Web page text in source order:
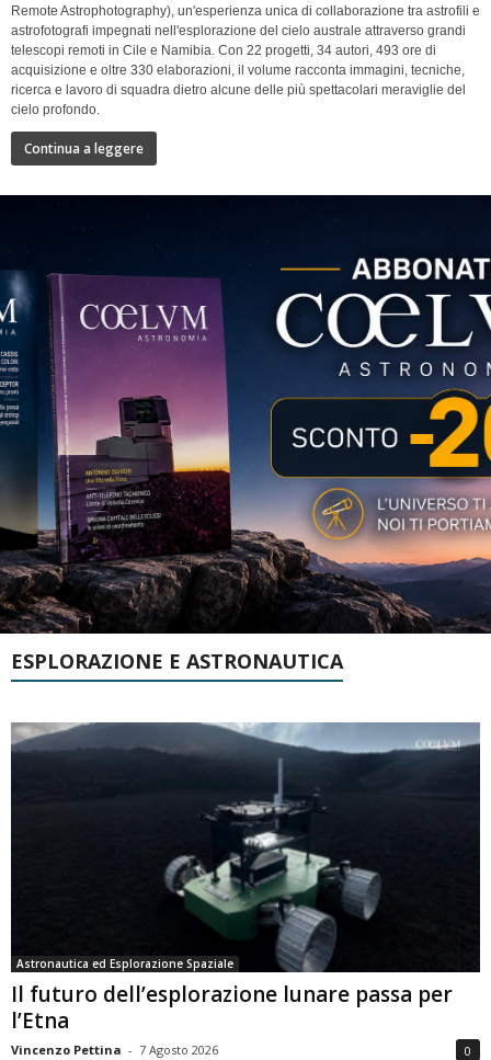
Remote Astrophotography), un'esperienza unica di collaborazione tra astrofili e
astrofotografi impegnati nell'esplorazione del cielo australe attraverso grandi
telescopi remoti in Cile e Namibia. Con 22 progetti, 34 autori, 493 ore di
acquisizione e oltre 330 elaborazioni, il volume racconta immagini, tecniche,
ricerca e lavoro di squadra dietro alcune delle più spettacolari meraviglie del
cielo profondo.
Continua a leggere
ESPLORAZIONE E ASTRONAUTICA
Astronautica ed Esplorazione Spaziale
Il futuro dell’esplorazione lunare passa per
l’Etna
Vincenzo Pettina - 7 Agosto 2026 0